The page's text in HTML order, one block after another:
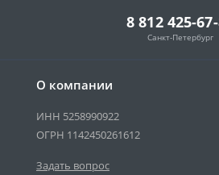
О компании
ИНН 5258990922
ОГРН 1142450261612
Задать вопрос
8 812 425-
Санкт-Петербург